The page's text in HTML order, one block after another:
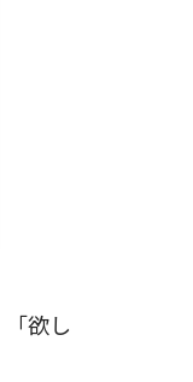
欲し